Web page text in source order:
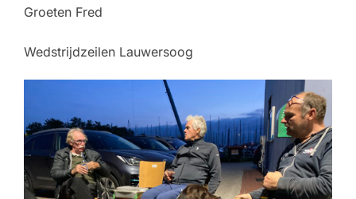
Groeten Fred
Wedstrijdzeilen Lauwersoog